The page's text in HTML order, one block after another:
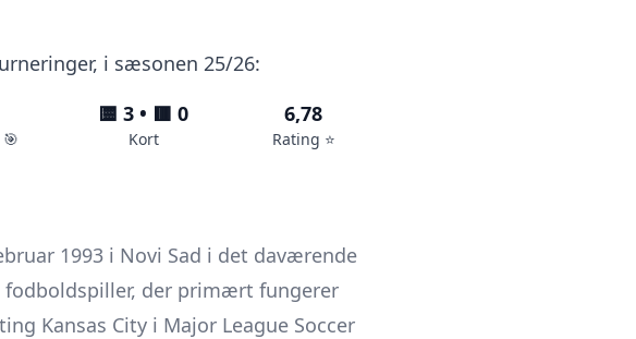
i sæsonen 25/26:
🟨 3 • 🟥 0
Kort
6,78
Rating ⭐️
1993 i Novi Sad i det daværende
fodboldspiller, der primært fungerer
Kansas City i Major League Soccer